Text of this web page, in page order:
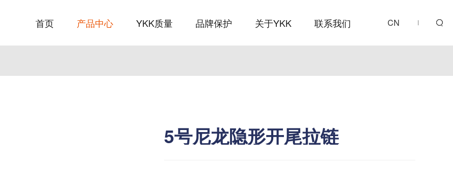
首页 产品中心 YKK质量 品牌保护 关于YKK 联系我们 CN
5号尼龙隐形开尾拉链